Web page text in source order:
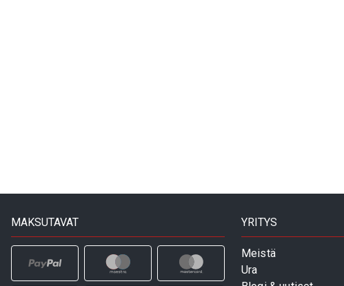
MAKSUTAVAT YRITYS
Meistä
Ura